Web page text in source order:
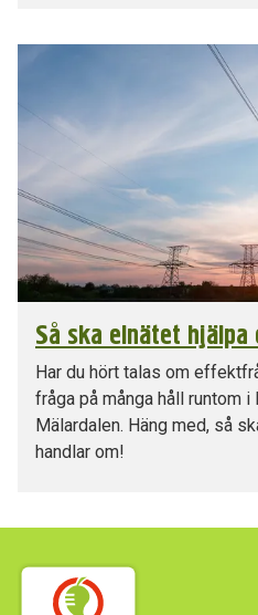
Så ska elnätet
Har du hört talas om
fråga på många håll runtom
Mälardalen. Häng med, så
handlar om!